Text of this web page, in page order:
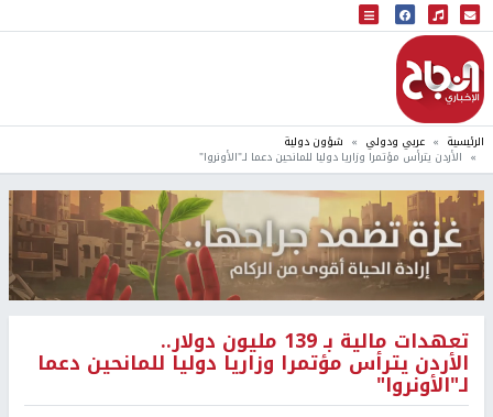
البث المباشر
إذاعة النجاح
الرئيسية عربي ودولي شؤون دولية
الأردن يترأس مؤتمرا وزاريا دوليا للمانحين دعما لـ"الأونروا"
تعهدات مالية بـ 139 مليون دولار..
الأردن يترأس مؤتمرا وزاريا دوليا للمانحين دعما
لـ"الأونروا"